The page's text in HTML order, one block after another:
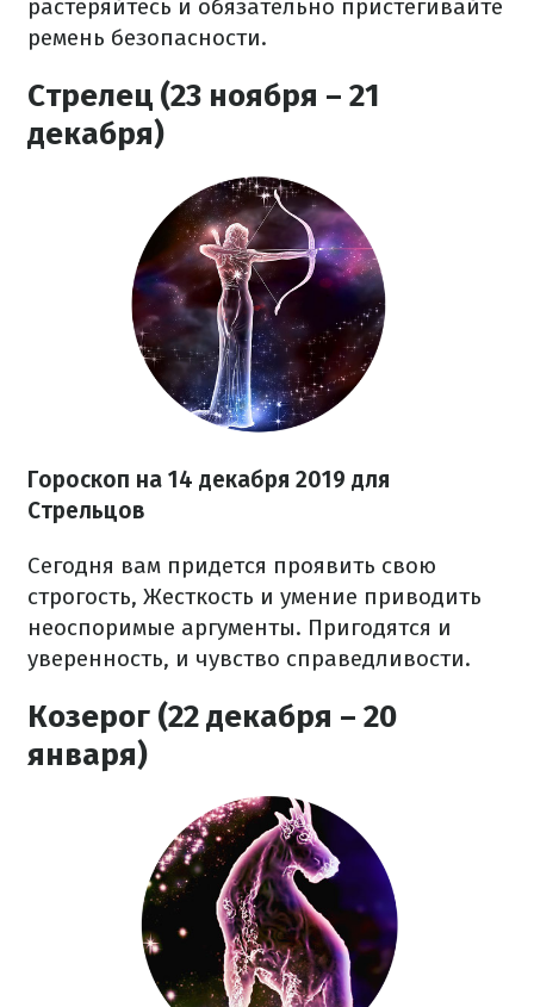
растеряйтесь и обязательно пристегивайте
ремень безопасности.
Стрелец (23 ноября – 21
декабря)
Гороскоп на 14 декабря 2019 для
Стрельцов
Сегодня вам придется проявить свою
строгость, Жесткость и умение приводить
неоспоримые аргументы. Пригодятся и
уверенность, и чувство справедливости.
Козерог (22 декабря – 20
января)